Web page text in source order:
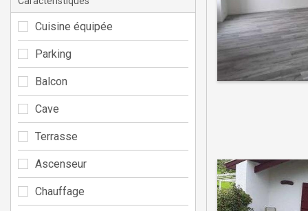
Cuisine équipée
Parking
Balcon
Cave
Terrasse
Ascenseur
Chauffage